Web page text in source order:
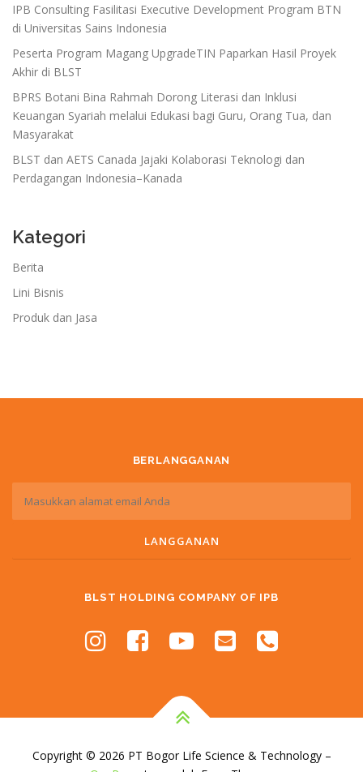
IPB Consulting Fasilitasi Executive Development Program BTN
di Universitas Sains Indonesia
Peserta Program Magang UpgradeTIN Paparkan Hasil Proyek
Akhir di BLST
BPRS Botani Bina Rahmah Dorong Literasi dan Inklusi
Keuangan Syariah melalui Edukasi bagi Guru, Orang Tua, dan
Masyarakat
BLST dan AETS Canada Jajaki Kolaborasi Teknologi dan
Perdagangan Indonesia–Kanada
Kategori
Berita
Lini Bisnis
Produk dan Jasa
BERLANGGANAN
BLST HOLDING COMPANY OF IPB
Copyright © 2026 PT Bogor Life Science & Technology –